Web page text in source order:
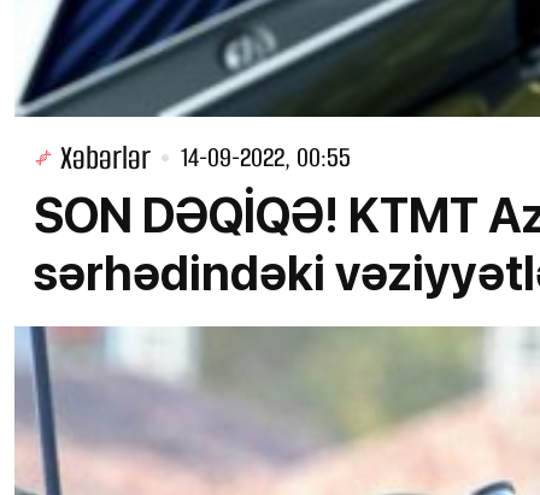
Xəbərlər 14-09-2022, 00:55
SON DƏQİQƏ! KTMT
sərhədindəki